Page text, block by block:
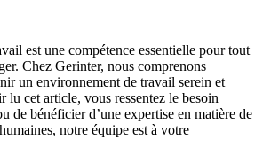
est une compétence essentielle pour tout
Chez Gerinter, nous comprenons
un environnement de travail serein et
lu cet article, vous ressentez le besoin
de bénéficier d’une expertise en matière de
notre équipe est à votre